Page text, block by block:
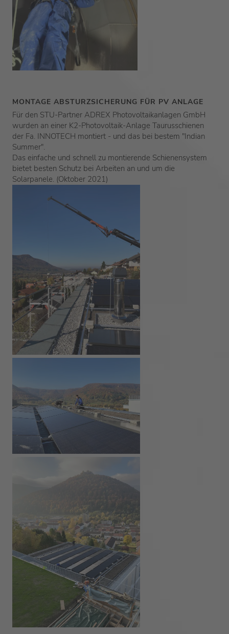
MONTAGE ABSTURZSICHERUNG FÜR PV ANLAGE
Für den STU-Partner ADREX Photovoltaikanlagen GmbH
wurden an einer K2-Photovoltaik-Anlage Taurusschienen
der Fa. INNOTECH montiert - und das bei bestem "Indian
Summer".
Das einfache und schnell zu montierende Schienensystem
bietet besten Schutz bei Arbeiten an und um die
Solarpanele. (Oktober 2021)